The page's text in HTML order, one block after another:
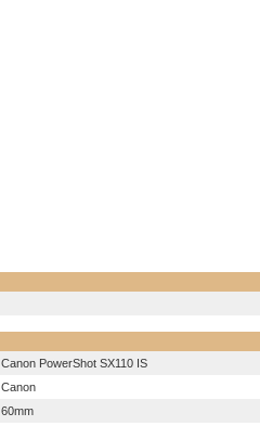
Canon PowerShot SX110 IS
Canon
60mm